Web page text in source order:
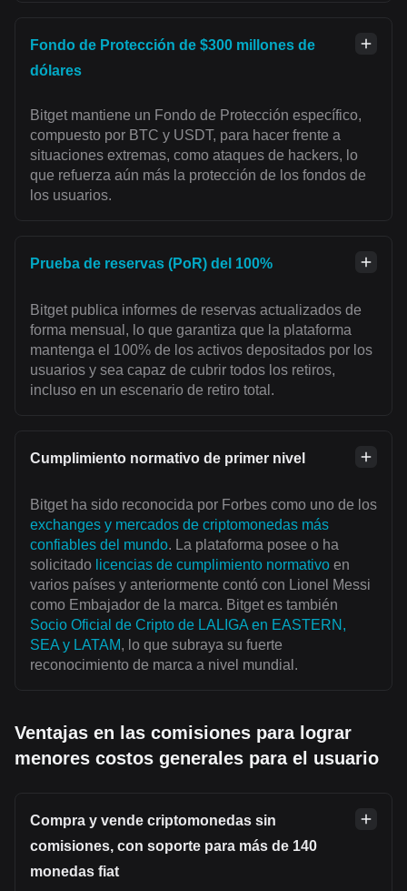
Fondo de Protección de $300 millones de
dólares
Bitget mantiene un Fondo de Protección específico,
compuesto por BTC y USDT, para hacer frente a
situaciones extremas, como ataques de hackers, lo
que refuerza aún más la protección de los fondos de
los usuarios.
Prueba de reservas (PoR) del 100%
Bitget publica informes de reservas actualizados de
forma mensual, lo que garantiza que la plataforma
mantenga el 100% de los activos depositados por los
usuarios y sea capaz de cubrir todos los retiros,
incluso en un escenario de retiro total.
Cumplimiento normativo de primer nivel
Bitget ha sido reconocida por Forbes como uno de los
exchanges y mercados de criptomonedas más
confiables del mundo. La plataforma posee o ha
solicitado licencias de cumplimiento normativo en
varios países y anteriormente contó con Lionel Messi
como Embajador de la marca. Bitget es también
Socio Oficial de Cripto de LALIGA en EASTERN,
SEA y LATAM, lo que subraya su fuerte
reconocimiento de marca a nivel mundial.
Ventajas en las comisiones para lograr
menores costos generales para el usuario
Compra y vende criptomonedas sin
comisiones, con soporte para más de 140
monedas fiat